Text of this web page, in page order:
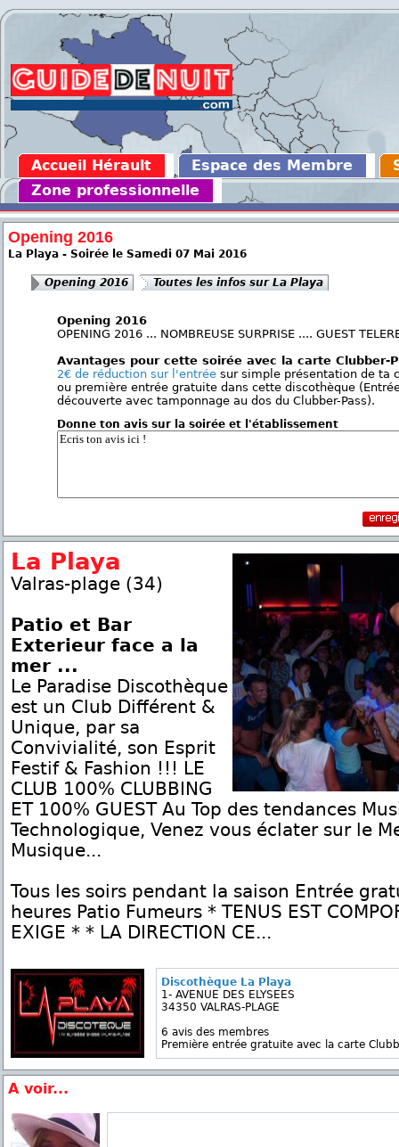
Accueil Hérault Espace des Membre
Zone professionnelle
Opening 2016
La Playa - Soirée le Samedi 07 Mai 2016
Opening 2016 Toutes les infos sur La Playa
Opening 2016
OPENING 2016 ... NOMBREUSE SURPRISE .... GUEST
Avantages pour cette soirée avec la carte Clubber-
2€ de réduction sur l'entrée sur simple présentation de ta
ou première entrée gratuite dans cette discothèque
découverte avec tamponnage au dos du Clubber-Pass).
Donne ton avis sur la soirée et l'établissement
La Playa
Valras-plage (34)
Patio et Bar
Exterieur face a la
mer ...
Le Paradise Discothèque
est un Club Différent &
Unique, par sa
Convivialité, son Esprit
Festif & Fashion !!! LE
CLUB 100% CLUBBING
ET 100% GUEST Au Top des tendances
Technologique, Venez vous éclater sur le
Musique...
Tous les soirs pendant la saison Entrée
heures Patio Fumeurs * TENUS EST
EXIGE * * LA DIRECTION CE...
Discothèque La Playa
1- AVENUE DES ELYSEES
34350 VALRAS-PLAGE
6 avis des membres
Première entrée gratuite avec la carte
A voir...